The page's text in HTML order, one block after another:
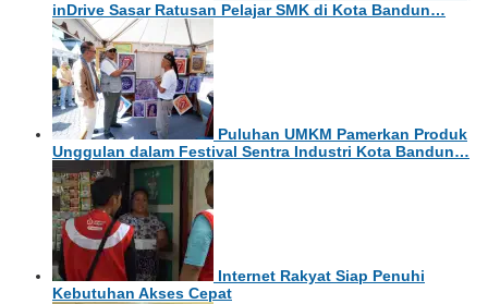
inDrive Sasar Ratusan Pelajar SMK di Kota Bandun…
Puluhan UMKM Pamerkan Produk
Unggulan dalam Festival Sentra Industri Kota Bandun…
Internet Rakyat Siap Penuhi
Kebutuhan Akses Cepat